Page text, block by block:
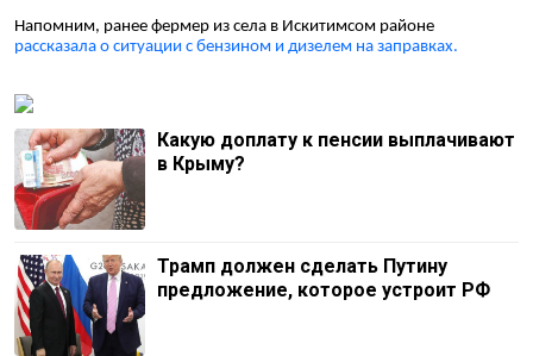
Напомним, ранее фермер из села в Искитимсом районе
рассказала о ситуации с бензином и дизелем на заправках.
Какую доплату к пенсии выплачивают
в Крыму?
Трамп должен сделать Путину
предложение, которое устроит РФ